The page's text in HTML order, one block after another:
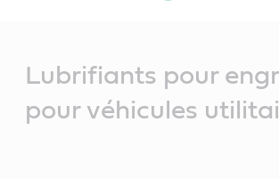
Lubrifiants pour
pour véhicules